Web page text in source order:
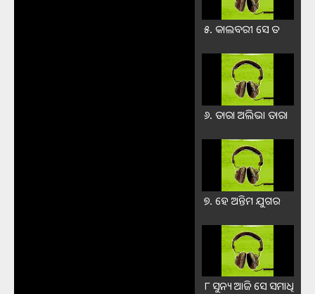
୫. କାଲବରୀ ସେ ତ
୬. ତାରା ଅଲିଭା ତାରା
୭. ହେ ଅନ୍ତିମ ଯୁଗର
୮ ସୁନ୍ୟ ଆଜି ସେ ସମାଧି